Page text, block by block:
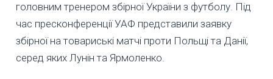
головним тренером збірної України з футболу. Під
час пресконференції УАФ представили заявку
збірної на товариські матчі проти Польщі та Данії,
серед яких Лунін та Ярмоленко.